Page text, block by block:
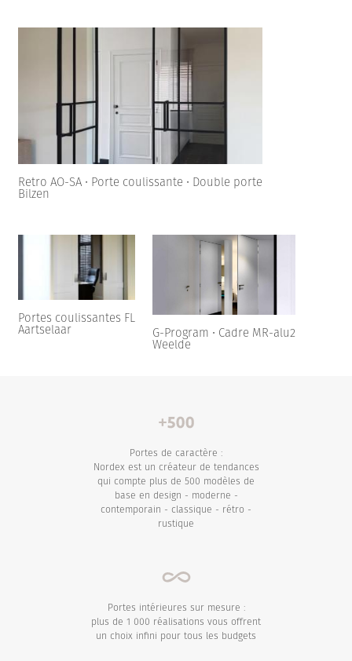
Retro AO-SA • Porte coulissante • Double porte
Bilzen
Portes coulissantes FL
Aartselaar G-Program • Cadre MR-alu2
Weelde
Portes de caractère :
Nordex est un créateur de tendances
qui compte plus de 500 modèles de
base en design - moderne -
contemporain - classique - rétro -
rustique
Portes intérieures sur mesure :
plus de 1 000 réalisations vous offrent
un choix infini pour tous les budgets